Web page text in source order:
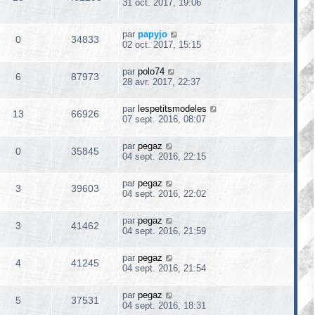
31 oct. 2017, 19:06
0 34833 par papyjo
02 oct. 2017, 15:15
6 87973 par polo74
28 avr. 2017, 22:37
13 66926 par lespetitsmodeles
07 sept. 2016, 08:07
0 35845 par pegaz
04 sept. 2016, 22:15
3 39603 par pegaz
04 sept. 2016, 22:02
3 41462 par pegaz
04 sept. 2016, 21:59
4 41245 par pegaz
04 sept. 2016, 21:54
5 37531 par pegaz
04 sept. 2016, 18:31